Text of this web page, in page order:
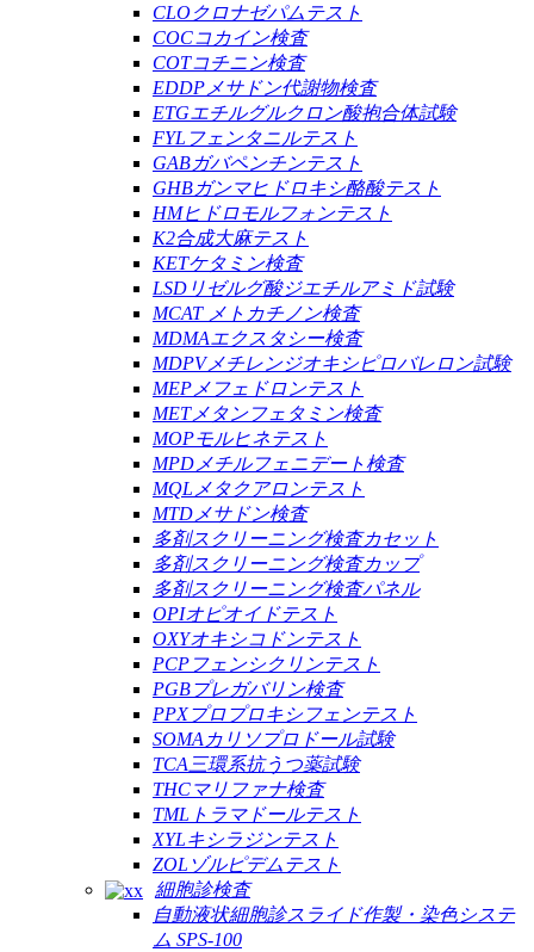
CLOクロナゼパムテスト
COCコカイン検査
COTコチニン検査
EDDPメサドン代謝物検査
ETGエチルグルクロン酸抱合体試験
FYLフェンタニルテスト
GABガバペンチンテスト
GHBガンマヒドロキシ酪酸テスト
HMヒドロモルフォンテスト
K2合成大麻テスト
KETケタミン検査
LSDリゼルグ酸ジエチルアミド試験
MCAT メトカチノン検査
MDMAエクスタシー検査
MDPVメチレンジオキシピロバレロン試験
MEPメフェドロンテスト
METメタンフェタミン検査
MOPモルヒネテスト
MPDメチルフェニデート検査
MQLメタクアロンテスト
MTDメサドン検査
多剤スクリーニング検査カセット
多剤スクリーニング検査カップ
多剤スクリーニング検査パネル
OPIオピオイドテスト
OXYオキシコドンテスト
PCPフェンシクリンテスト
PGBプレガバリン検査
PPXプロプロキシフェンテスト
SOMAカリソプロドール試験
TCA三環系抗うつ薬試験
THCマリファナ検査
TMLトラマドールテスト
XYLキシラジンテスト
ZOLゾルピデムテスト
細胞診検査
自動液状細胞診スライド作製・染色システ
ム SPS-100